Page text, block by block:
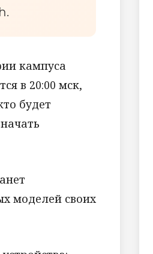
кампуса
в 20:00 мск,
будет
моделей своих